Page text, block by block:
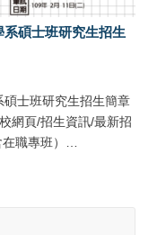
碩士班研究生招生
士班研究生招生簡章
網頁/招生資訊/最新招
職專班）…